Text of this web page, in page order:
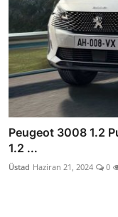
Peugeot 3008 1.2
1.2 ...
Üstad Haziran 21, 2024 0